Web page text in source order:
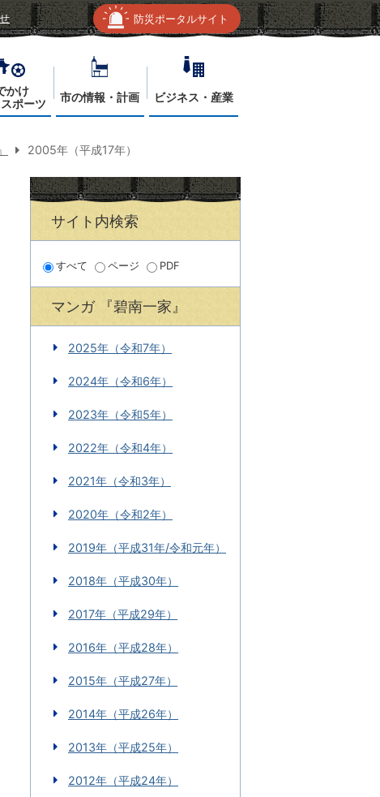
防災ポータルサイト
かけ
ポーツ
市の情報・計画 ビジネス・産業
2005年（平成17年）
サイト内検索
すべて ページ PDF
マンガ 『碧南一家』
2025年（令和7年）
2024年（令和6年）
2023年（令和5年）
2022年（令和4年）
2021年（令和3年）
2020年（令和2年）
2019年（平成31年/令和元年）
2018年（平成30年）
2017年（平成29年）
2016年（平成28年）
2015年（平成27年）
2014年（平成26年）
2013年（平成25年）
2012年（平成24年）